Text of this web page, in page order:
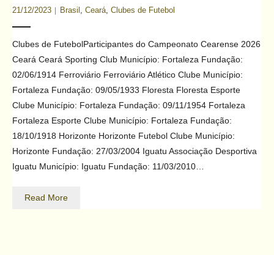
21/12/2023 Brasil , Ceará, Clubes de Futebol
Clubes de FutebolParticipantes do Campeonato Cearense 2026
Ceará Ceará Sporting Club Município: Fortaleza Fundação:
02/06/1914 Ferroviário Ferroviário Atlético Clube Município:
Fortaleza Fundação: 09/05/1933 Floresta Floresta Esporte
Clube Município: Fortaleza Fundação: 09/11/1954 Fortaleza
Fortaleza Esporte Clube Município: Fortaleza Fundação:
18/10/1918 Horizonte Horizonte Futebol Clube Município:
Horizonte Fundação: 27/03/2004 Iguatu Associação Desportiva
Iguatu Município: Iguatu Fundação: 11/03/2010…
Read More